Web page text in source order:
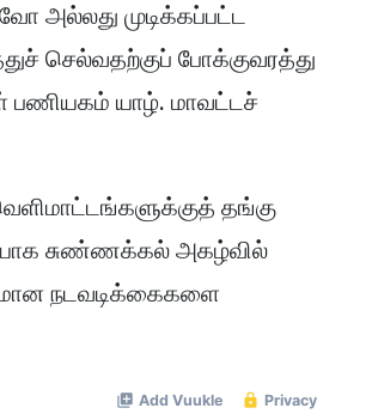
அல்லது முடிக்கப்பட்ட
செல்வதற்குப் போக்குவரத்து
பணியகம் யாழ். மாவட்டச்
தங்கு
சுண்ணக்கல் அகழ்வில்
நடவடிக்கைகளை